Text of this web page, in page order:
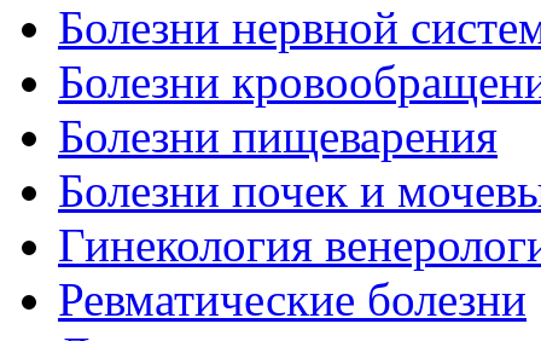
Болезни нервной
Болезни
Болезни пищеварения
Болезни почек и
Гинекология
Ревматические болезни